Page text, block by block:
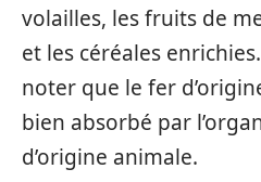
volailles, les fruits de
et les céréales
noter que le fer
bien absorbé par
d’origine animale.